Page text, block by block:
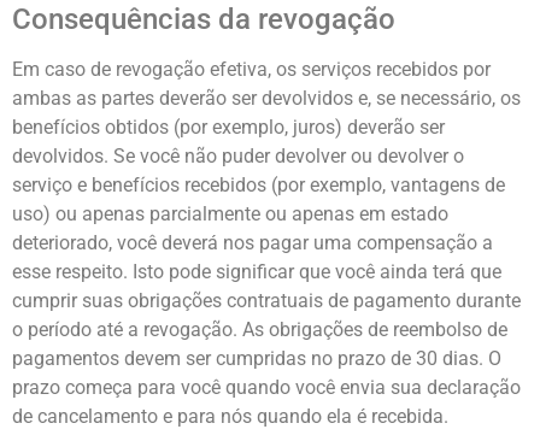
Consequências da revogação
Em caso de revogação efetiva, os serviços recebidos por
ambas as partes deverão ser devolvidos e, se necessário, os
benefícios obtidos (por exemplo, juros) deverão ser
devolvidos. Se você não puder devolver ou devolver o
serviço e benefícios recebidos (por exemplo, vantagens de
uso) ou apenas parcialmente ou apenas em estado
deteriorado, você deverá nos pagar uma compensação a
esse respeito. Isto pode significar que você ainda terá que
cumprir suas obrigações contratuais de pagamento durante
o período até a revogação. As obrigações de reembolso de
pagamentos devem ser cumpridas no prazo de 30 dias. O
prazo começa para você quando você envia sua declaração
de cancelamento e para nós quando ela é recebida.